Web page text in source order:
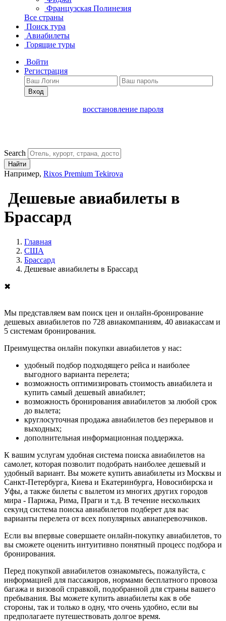
Французская Полинезия
Все страны
Поиск тура
Авиабилеты
Горящие туры
Войти
Регистрация
Вход
восстановление пароля
Search
Найти
Например, Rixos Premium Tekirova
Дешевые авиабилеты в
Брассард
Главная
США
Брассард
Дешевые авиабилеты в Брассард
✖
Мы представляем вам поиск цен и онлайн-бронирование
дешевых авиабилетов по 728 авиакомпаниям, 40 авиакассам и
5 системам бронирования.
Преимущества онлайн покупки авиабилетов у нас:
удобный подбор подходящего рейса и наиболее
выгодного варианта перелета;
возможность оптимизировать стоимость авиабилета и
купить самый дешевый авиабилет;
возможность бронирования авиабилетов за любой срок
до вылета;
круглосуточная продажа авиабилетов без перерывов и
выходных;
дополнительная информационная поддержка.
К вашим услугам удобная система поиска авиабилетов на
самолет, которая позволит подобрать наиболее дешевый и
удобный вариант. Вы можете купить авиабилеты из Москвы и
Санкт-Петербурга, Киева и Екатеринбурга, Новосибирска и
Уфы, а также билеты с вылетом из многих других городов
мира - Парижа, Рима, Праги и т.д. В течение нескольких
секунд система поиска авиабилетов подберет для вас
варианты перелета от всех популярных авиаперевозчиков.
Если вы впервые совершаете онлайн-покупку авиабилетов, то
вы сможете оценить интуитивно понятный процесс подбора и
бронирования.
Перед покупкой авиабилетов ознакомьтесь, пожалуйста, с
информацией для пассажиров, нормами бесплатного провоза
багажа и визовой справкой, подобранной для страны вашего
пребывания. Вы можете купить авиабилеты как в обе
стороны, так и только в одну, что очень удобно, если вы
предполагаете путешествовать долгое время.